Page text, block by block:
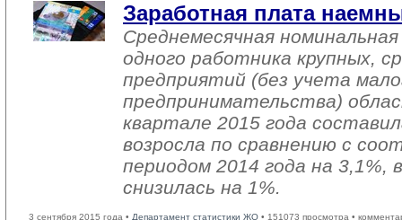
Заработная плата
Среднемесячная
одного работника крупных,
предприятий (без учета
предпринимательства)
квартале 2015 года
возросла по сравнению с
периодом 2014 года на 3,1%,
снизилась на 1%.
3 сентября 2015 года • Департамент статистики ЖО • 151073 просмотра •